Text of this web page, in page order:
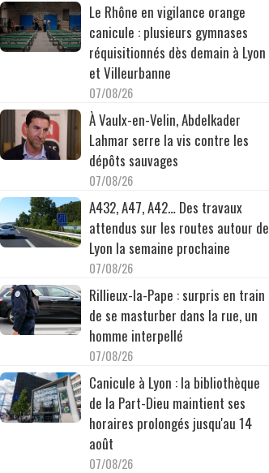
Le Rhône en vigilance orange
canicule : plusieurs gymnases
réquisitionnés dès demain à Lyon
et Villeurbanne
07/08/26
À Vaulx-en-Velin, Abdelkader
Lahmar serre la vis contre les
dépôts sauvages
07/08/26
A432, A47, A42… Des travaux
attendus sur les routes autour de
Lyon la semaine prochaine
07/08/26
Rillieux-la-Pape : surpris en train
de se masturber dans la rue, un
homme interpellé
07/08/26
Canicule à Lyon : la bibliothèque
de la Part-Dieu maintient ses
horaires prolongés jusqu'au 14
août
07/08/26